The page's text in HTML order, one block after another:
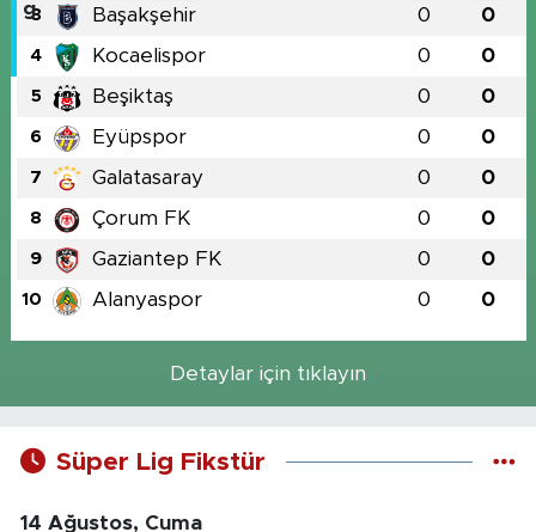
3 Başakşehir 0 0
4 Kocaelispor 0 0
5 Beşiktaş 0 0
6 Eyüpspor 0 0
7 Galatasaray 0 0
8 Çorum FK 0 0
9 Gaziantep FK 0 0
10 Alanyaspor 0 0
Detaylar için tıklayın
Süper Lig Fikstür
14 Ağustos, Cuma